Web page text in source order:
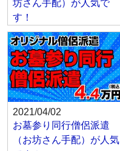
坊さん手配）が人気で
す！
2021/04/02
お墓参り同行僧侶派遣
（お坊さん手配）が人気